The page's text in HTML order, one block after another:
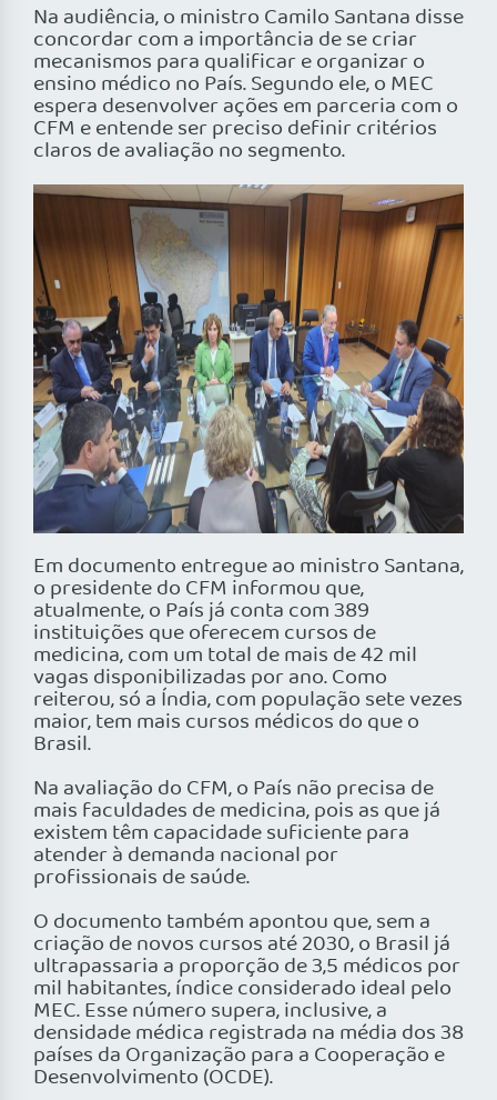
Na audiência, o ministro Camilo Santana disse
concordar com a importância de se criar
mecanismos para qualificar e organizar o
ensino médico no País. Segundo ele, o MEC
espera desenvolver ações em parceria com o
CFM e entende ser preciso definir critérios
claros de avaliação no segmento.
Em documento entregue ao ministro Santana,
o presidente do CFM informou que,
atualmente, o País já conta com 389
instituições que oferecem cursos de
medicina, com um total de mais de 42 mil
vagas disponibilizadas por ano. Como
reiterou, só a Índia, com população sete vezes
maior, tem mais cursos médicos do que o
Brasil.
Na avaliação do CFM, o País não precisa de
mais faculdades de medicina, pois as que já
existem têm capacidade suficiente para
atender à demanda nacional por
profissionais de saúde.
O documento também apontou que, sem a
criação de novos cursos até 2030, o Brasil já
ultrapassaria a proporção de 3,5 médicos por
mil habitantes, índice considerado ideal pelo
MEC. Esse número supera, inclusive, a
densidade médica registrada na média dos 38
países da Organização para a Cooperação e
Desenvolvimento (OCDE).